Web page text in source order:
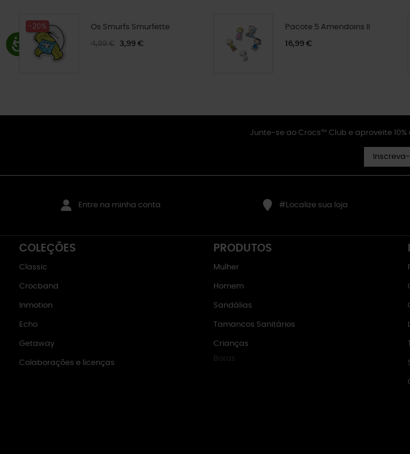
-20% Os Smurfs Smurfette
4,99 € 3,99 €
Pacote 5 Amendoins II
16,99 €
Junte-se ao Crocs™ Club e aproveite
Entre na minha conta #Localize sua loja
COLEÇÕES
Classic
Crocband
Inmotion
Echo
Getaway
Colaborações e licenças
PRODUTOS
Mulher
Homem
Sandálias
Tamancos Sanitários
Crianças
Botas